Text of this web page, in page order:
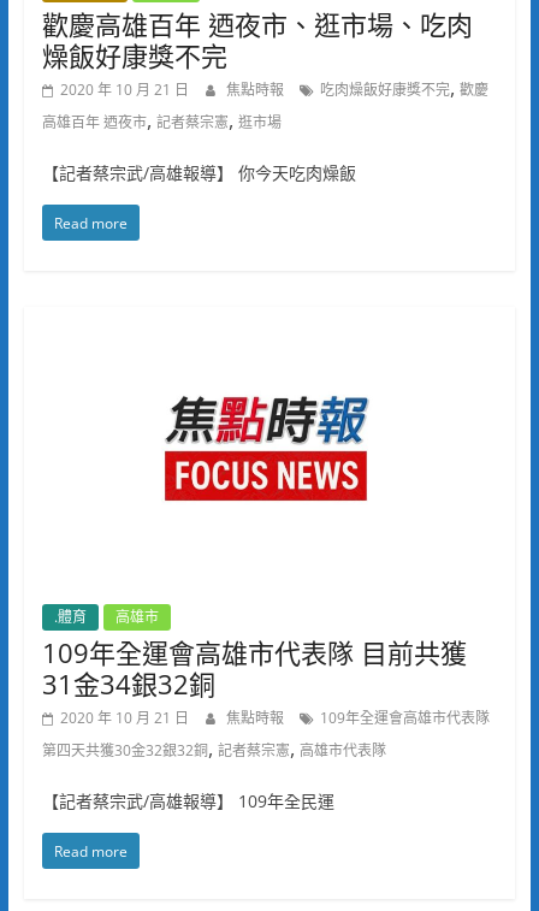
歡慶高雄百年 迺夜市、逛市場、吃肉
燥飯好康獎不完
2020 年 10 月 21 日 焦點時報 吃肉燥飯好康獎不完, 歡慶
高雄百年 迺夜市, 記者蔡宗憲, 逛市場
【記者蔡宗武/高雄報導】 你今天吃肉燥飯
Read more
.體育 高雄市
109年全運會高雄市代表隊 目前共獲
31金34銀32銅
2020 年 10 月 21 日 焦點時報
109年全運會高雄市代表隊
第四天共獲30金32銀32銅, 記者蔡宗憲, 高雄市代表隊
【記者蔡宗武/高雄報導】 109年全民運
Read more